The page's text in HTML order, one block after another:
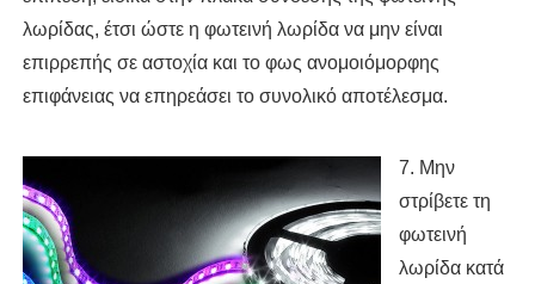
λωρίδας, έτσι ώστε η φωτεινή λωρίδα να μην είναι
επιρρεπής σε αστοχία και το φως ανομοιόμορφης
επιφάνειας να επηρεάσει το συνολικό αποτέλεσμα.
7. Μην
στρίβετε τη
φωτεινή
λωρίδα κατά